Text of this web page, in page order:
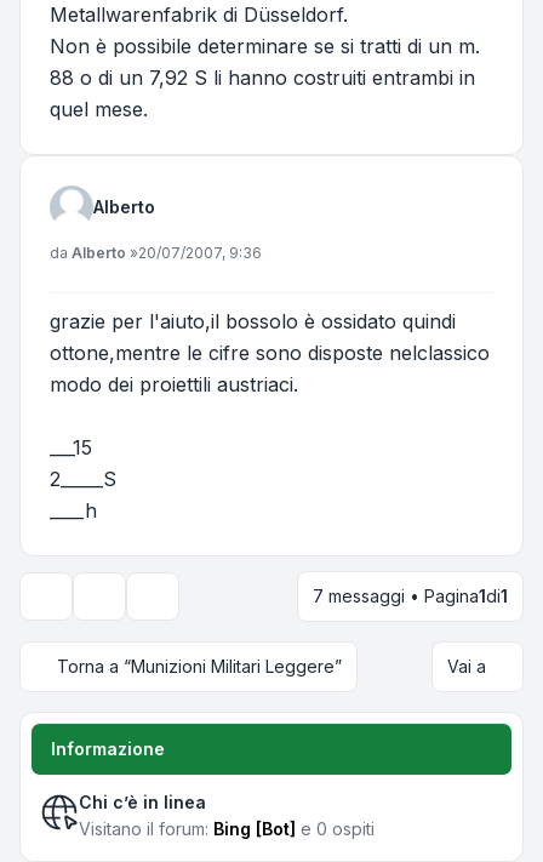
Metallwarenfabrik di Düsseldorf.
Non è possibile determinare se si tratti di un m.
88 o di un 7,92 S li hanno costruiti entrambi in
quel mese.
Alberto
Messaggio
da Alberto »20/07/2007, 9:36
grazie per l'aiuto,il bossolo è ossidato quindi
ottone,mentre le cifre sono disposte nelclassico
modo dei proiettili austriaci.
___15
2_____S
____h
Opzioni di visualizzazione e ordinamento
7 messaggi • Pagina1di1
Torna a “Munizioni Militari Leggere” Vai a
Informazione
Chi c’è in linea
Visitano il forum: Bing [Bot] e 0 ospiti